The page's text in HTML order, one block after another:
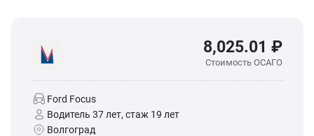
8,025.01 ₽
Стоимость ОСАГО
Ford Focus
Водитель 37 лет, стаж 19 лет
Волгоград